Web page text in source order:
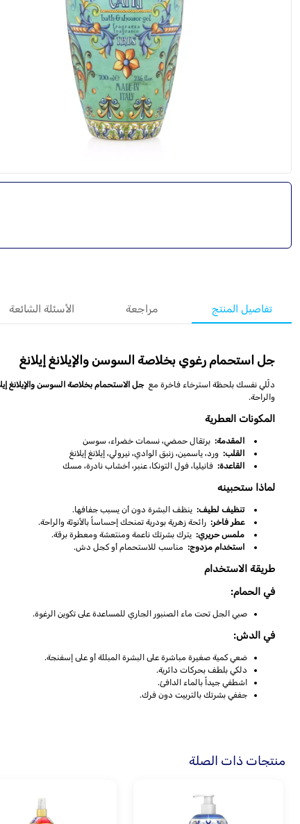
تفاصيل المنتج مراجعة الأسئلة الشائعة
جل استحمام رغوي بخلاصة السوسن والإيلانغ إيلانغ
دلّلي نفسك بلحظة استرخاء فاخرة مع جل الاستحمام بخلاصة السوسن والإيلانغ
والراحة.
المكونات العطرية
المقدمة: برتقال حمضي، نسمات خضراء، سوسن
القلب: ورد، ياسمين، زنبق الوادي، نيرولي، إيلانغ إيلانغ
القاعدة: فانيليا، فول التونكا، عنبر، أخشاب نادرة، مسك
لماذا ستحبينه
تنظيف لطيف: ينظف البشرة دون أن يسبب جفافها.
عطر فاخر: رائحة زهرية بودرية تمنحك إحساساً بالأنوثة والراحة.
ملمس حريري: يترك بشرتك ناعمة ومنتعشة ومعطرة برقة.
استخدام مزدوج: مناسب للاستحمام أو كجل دش.
طريقة الاستخدام
في الحمام:
صبي الجل تحت ماء الصنبور الجاري للمساعدة على تكوين الرغوة.
في الدش:
ضعي كمية صغيرة مباشرة على البشرة المبللة أو على إسفنجة.
دلكي بلطف بحركات دائرية.
اشطفي جيداً بالماء الدافئ.
جففي بشرتك بالتربيت دون فرك.
منتجات ذات الصلة